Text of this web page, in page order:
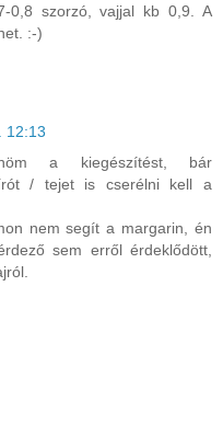
0,8 szorzó, vajjal kb 0,9. A
:-)
12:13
a kiegészítést, bár
/ tejet is cserélni kell a
nem segít a margarin, én
sem erről érdeklődött,